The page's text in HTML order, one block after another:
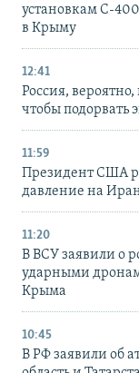
установкам С-
в Крыму
12:41
Россия,
чтобы подорвать
11:59
Президент США
давление на
11:20
В ВСУ заявили о
ударными
Крыма
10:45
В РФ заявили об